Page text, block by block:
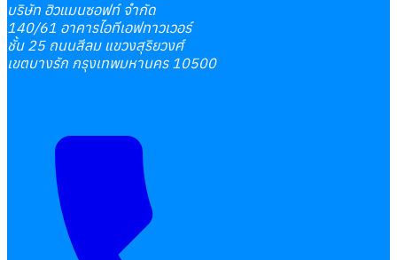
บริษัท ฮิวแมนซอฟท์ จำกัด
140/61 อาคารไอทีเอฟทาวเวอร์
ชั้น 25 ถนนสีลม แขวงสุริยวงศ์
เขตบางรัก กรุงเทพมหานคร 10500